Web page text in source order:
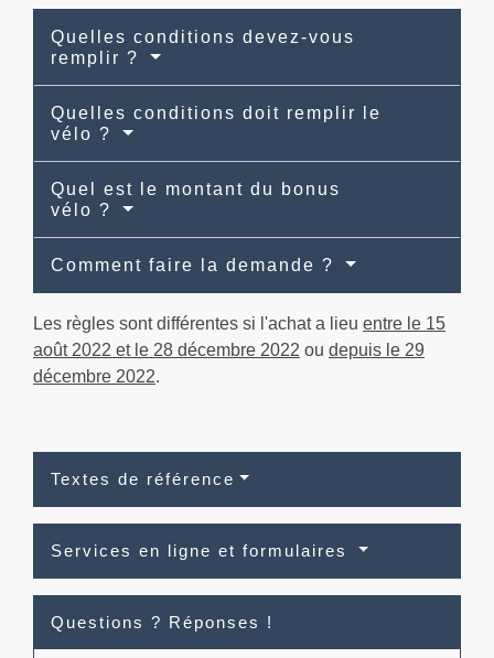
Quelles conditions devez-vous
remplir ?
Quelles conditions doit remplir le
vélo ?
Quel est le montant du bonus
vélo ?
Comment faire la demande ?
Les règles sont différentes si l'achat a lieu entre le 15
août 2022 et le 28 décembre 2022 ou depuis le 29
décembre 2022.
Textes de référence
Services en ligne et formulaires
Questions ? Réponses !